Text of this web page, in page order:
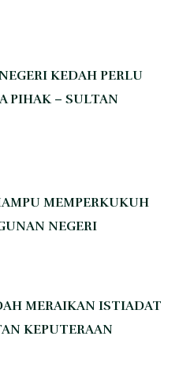
KEDAH PERLU
PIHAK – SULTAN
MEMPERKUKUH
NEGERI
MERAIKAN ISTIADAT
KEPUTERAAN